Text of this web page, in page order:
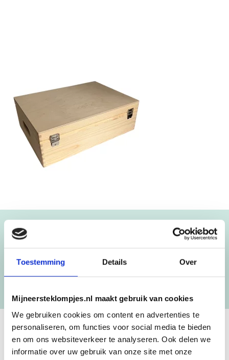
Toestemming Details Over
Mijneersteklompjes.nl maakt gebruik van cookies
We gebruiken cookies om content en advertenties te
personaliseren, om functies voor social media te bieden
en om ons websiteverkeer te analyseren. Ook delen we
informatie over uw gebruik van onze site met onze
Blijf op de hoogte!
NIEUWSBRIEF
GEBOORTEKLOMPJES EN
KRAAMCADEAU MET NAAM